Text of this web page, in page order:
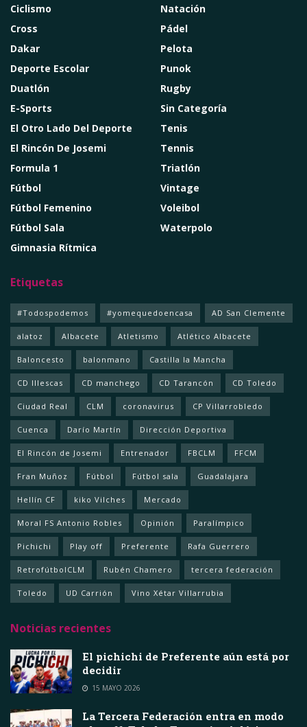
Ciclismo
Cross
Dakar
Deporte Escolar
Duatlón
E-Sports
El Otro Lado Del Deporte
El Rincón De Josemi
Formula 1
Fútbol
Fútbol Femenino
Fútbol Sala
Gimnasia Rítmica
Natación
Pádel
Pelota
Punok
Rugby
Sin Categoría
Tenis
Tennis
Triatlón
Vintage
Voleibol
Waterpolo
Etiquetas
#Todospodemos #yomequedoencasa AD San Clemente
alatoz Albacete Atletismo Atlético Albacete
Baloncesto balonmano Castilla la Mancha
CD Illescas CD manchego CD Tarancón CD Toledo
Ciudad Real CLM coronavirus CP Villarrobledo
Cuenca Darío Martín Dirección Deportiva
El Rincón de Josemi Entrenador FBCLM FFCM
Fran Muñoz Fútbol Fútbol sala Guadalajara
Hellín CF kiko Vilches Mercado
Moral FS Antonio Robles Opinión Paralímpico
Pichichi Play off Preferente Rafa Guerrero
RetrofútbolCLM Rubén Chamero tercera federación
Toledo UD Carrión Vino Xétar Villarrubia
Noticias recientes
El pichichi de Preferente aún está por
decidir
15 MAYO 2026
La Tercera Federación entra en modo